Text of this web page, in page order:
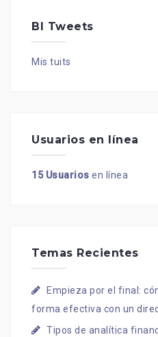
BI Tweets
Mis tuits
Usuarios en línea
15 Usuarios en línea
Temas Recientes
Empieza por el final:
forma efectiva con un
Tipos de analítica